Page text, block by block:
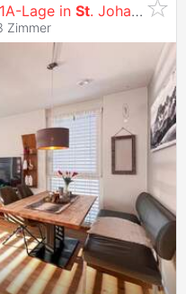
Lage in St. Johann i. Tirol
Zimmer